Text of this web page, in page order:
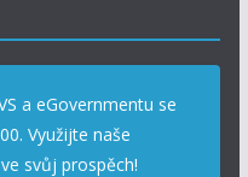
a eGovernmentu se
Využijte naše
svůj prospěch!